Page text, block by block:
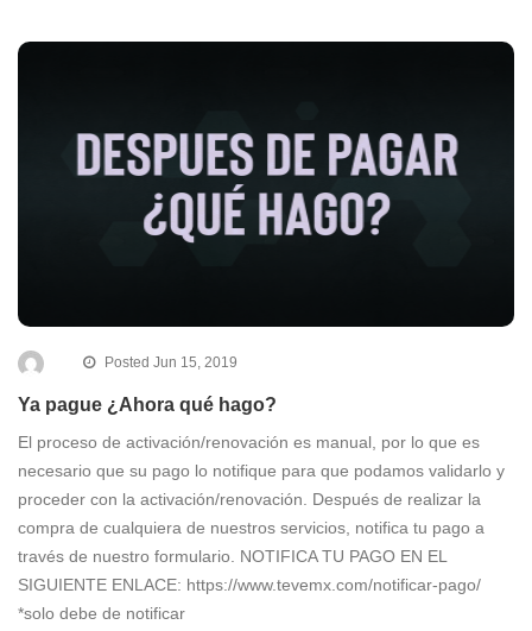
Posted Jun 15, 2019
Ya pague ¿Ahora qué hago?
El proceso de activación/renovación es manual, por lo que es
necesario que su pago lo notifique para que podamos validarlo y
proceder con la activación/renovación. Después de realizar la
compra de cualquiera de nuestros servicios, notifica tu pago a
través de nuestro formulario. NOTIFICA TU PAGO EN EL
SIGUIENTE ENLACE: https://www.tevemx.com/notificar-pago/
*solo debe de notificar